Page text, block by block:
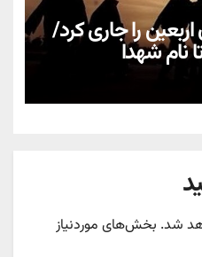
را جاری کرد/
نام شهدا
شد. بخش‌های موردنیاز